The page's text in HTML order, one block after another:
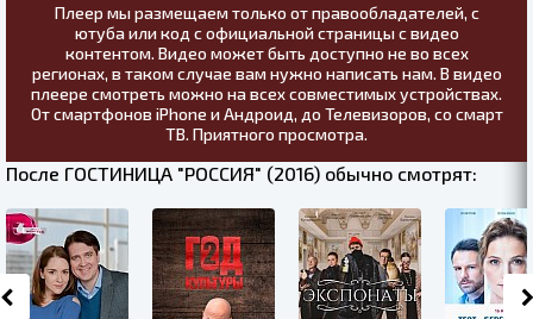
Плеер мы размещаем только от правообладателей, с
ютуба или код с официальной страницы с видео
контентом. Видео может быть доступно не во всех
регионах, в таком случае вам нужно написать нам. В видео
плеере смотреть можно на всех совместимых устройствах.
От смартфонов iPhone и Андроид, до Телевизоров, со смарт
ТВ. Приятного просмотра.
После ГОСТИНИЦА "РОССИЯ" (2016) обычно смотрят: